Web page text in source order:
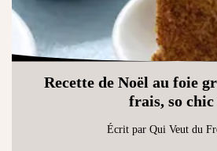
Recette de Noël au foie
frais, so chic
Écrit par Qui Veut du